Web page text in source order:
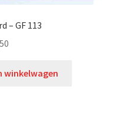
– GF 113
winkelwagen